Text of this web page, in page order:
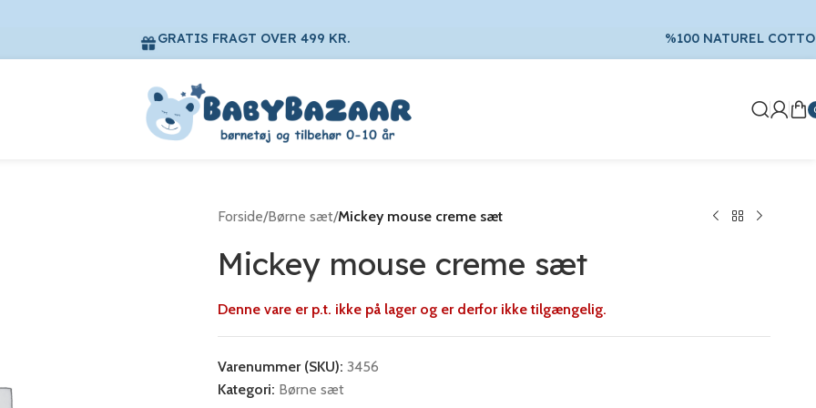
GRATIS FRAGT OVER 499 KR. %100 NATUREL
Forside/Børne sæt/Mickey mouse creme sæt
Mickey mouse creme sæt
Denne vare er p.t. ikke på lager og er derfor ikke tilgængelig.
Varenummer (SKU): 3456
Kategori: Børne sæt